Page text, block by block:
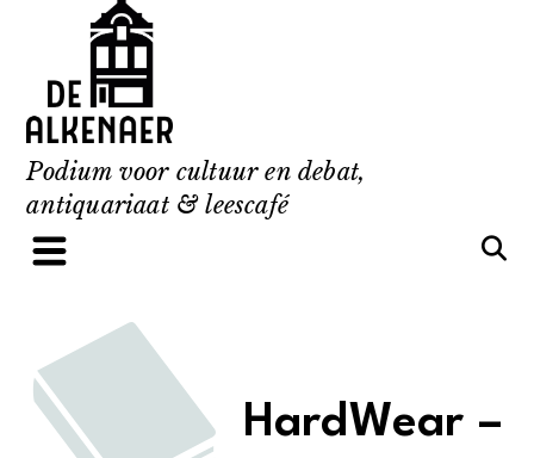
content
Podium voor cultuur en debat,
antiquariaat & leescafé
HardWear –